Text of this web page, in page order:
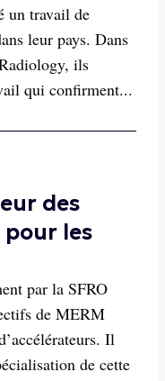
un travail de
leur pays. Dans
ils
qui confirment...
des
pour les
par la SFRO
de MERM
Il
de cette